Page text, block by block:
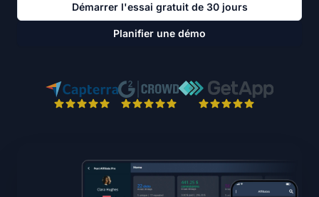
Démarrer l'essai gratuit de 30 jours
Planifier une démo